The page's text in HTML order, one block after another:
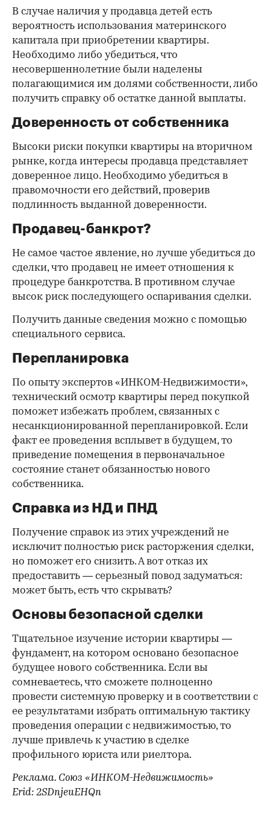
В случае наличия у продавца детей есть
вероятность использования материнского
капитала при приобретении квартиры.
Необходимо либо убедиться, что
несовершеннолетние были наделены
полагающимися им долями собственности, либо
получить справку об остатке данной выплаты.
Доверенность от собственника
Высоки риски покупки квартиры на вторичном
рынке, когда интересы продавца представляет
доверенное лицо. Необходимо убедиться в
правомочности его действий, проверив
подлинность выданной доверенности.
Продавец-банкрот?
Не самое частое явление, но лучше убедиться до
сделки, что продавец не имеет отношения к
процедуре банкротства. В противном случае
высок риск последующего оспаривания сделки.
Получить данные сведения можно с помощью
специального сервиса.
Перепланировка
По опыту экспертов «ИНКОМ-Недвижимости»,
технический осмотр квартиры перед покупкой
поможет избежать проблем, связанных с
несанкционированной перепланировкой. Если
факт ее проведения всплывет в будущем, то
приведение помещения в первоначальное
состояние станет обязанностью нового
собственника.
Справка из НД и ПНД
Получение справок из этих учреждений не
исключит полностью риск расторжения сделки,
но поможет его снизить. А вот отказ их
предоставить — серьезный повод задуматься:
может быть, есть что скрывать?
Основы безопасной сделки
Тщательное изучение истории квартиры —
фундамент, на котором основано безопасное
будущее нового собственника. Если вы
сомневаетесь, что сможете полноценно
провести системную проверку и в соответствии с
ее результатами избрать оптимальную тактику
проведения операции с недвижимостью, то
лучше привлечь к участию в сделке
профильного юриста или риелтора.
Реклама. Союз «ИНКОМ-Недвижимость»
Erid: 2SDnjeuEHQn